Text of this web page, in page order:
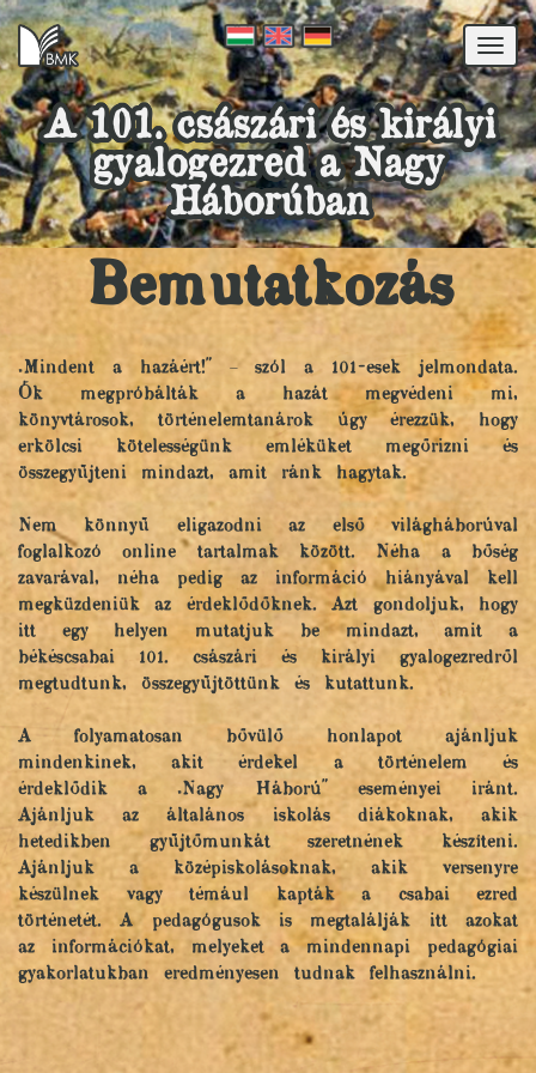
A 101. császári és királyi
gyalogezred a Nagy
Háborúban
Bemutatkozás
„Mindent a hazáért!" – szól a 101-esek jelmondata.
Ők megpróbálták a hazát megvédeni mi,
könyvtárosok, történelemtanárok úgy érezzük, hogy
erkölcsi kötelességünk emléküket megőrizni és
összegyűjteni mindazt, amit ránk hagytak.
Nem könnyű eligazodni az első világháborúval
foglalkozó online tartalmak között. Néha a bőség
zavarával, néha pedig az információ hiányával kell
megküzdeniük az érdeklődőknek. Azt gondoljuk, hogy
itt egy helyen mutatjuk be mindazt, amit a
békéscsabai 101. császári és királyi gyalogezredről
megtudtunk, összegyűjtöttünk és kutattunk.
A folyamatosan bővülő honlapot ajánljuk
mindenkinek, akit érdekel a történelem és
érdeklődik a „Nagy Háború" eseményei iránt.
Ajánljuk az általános iskolás diákoknak, akik
hetedikben gyűjtőmunkát szeretnének készíteni.
Ajánljuk a középiskolásoknak, akik versenyre
készülnek vagy témául kapták a csabai ezred
történetét. A pedagógusok is megtalálják itt azokat
az információkat, melyeket a mindennapi pedagógiai
gyakorlatukban eredményesen tudnak felhasználni.